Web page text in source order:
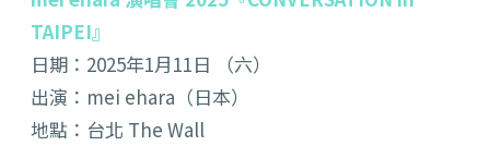
TAIPEI』
日期：2025年1月11日 （六）
出演：mei ehara（日本）
地點：台北 The Wall